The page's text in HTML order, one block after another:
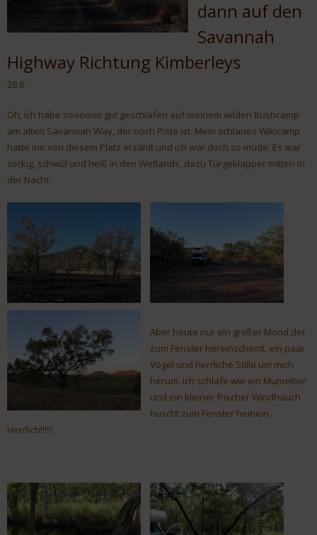
dann auf den
Savannah
Highway Richtung Kimberleys
28.8.
Oh, ich habe soooooo gut geschlafen auf meinem wilden Bushcamp
am alten Savannah Way, der noch Piste ist. Mein schlaues Wikicamp
hatte mir von diesem Platz erzählt und ich war doch so müde. Es war
stickig, schwül und heiß in den Wetlands, dazu Türgeklapper mitten in
der Nacht.
Aber heute nur ein großer Mond,der
zum Fenster hereinscheint, ein paar
Vögel und herrliche Stille um mich
herum. Ich schlafe wie ein Mumeltier
und ein kleiner frischer Windhauch
huscht zum Fenster heinein.
Herrlich!!!!!!